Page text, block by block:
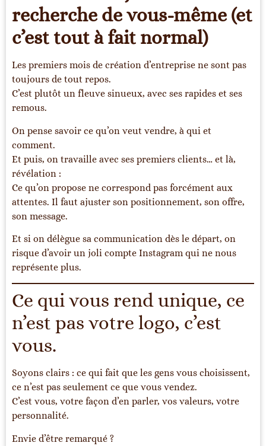
recherche de vous-même (et
c’est tout à fait normal)
Les premiers mois de création d’entreprise ne sont pas
toujours de tout repos.
C’est plutôt un fleuve sinueux, avec ses rapides et ses
remous.
On pense savoir ce qu’on veut vendre, à qui et
comment.
Et puis, on travaille avec ses premiers clients… et là,
révélation :
Ce qu’on propose ne correspond pas forcément aux
attentes. Il faut ajuster son positionnement, son offre,
son message.
Et si on délègue sa communication dès le départ, on
risque d’avoir un joli compte Instagram qui ne nous
représente plus.
Ce qui vous rend unique, ce
n’est pas votre logo, c’est
vous.
Soyons clairs : ce qui fait que les gens vous choisissent,
ce n’est pas seulement ce que vous vendez.
C’est vous, votre façon d’en parler, vos valeurs, votre
personnalité.
Envie d’être remarqué ?